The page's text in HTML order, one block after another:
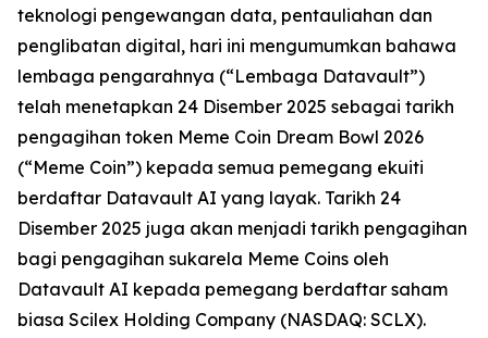
teknologi pengewangan data, pentauliahan dan
penglibatan digital, hari ini mengumumkan bahawa
lembaga pengarahnya (“Lembaga Datavault”)
telah menetapkan 24 Disember 2025 sebagai tarikh
pengagihan token Meme Coin Dream Bowl 2026
(“Meme Coin”) kepada semua pemegang ekuiti
berdaftar Datavault AI yang layak. Tarikh 24
Disember 2025 juga akan menjadi tarikh pengagihan
bagi pengagihan sukarela Meme Coins oleh
Datavault AI kepada pemegang berdaftar saham
biasa Scilex Holding Company (NASDAQ: SCLX).